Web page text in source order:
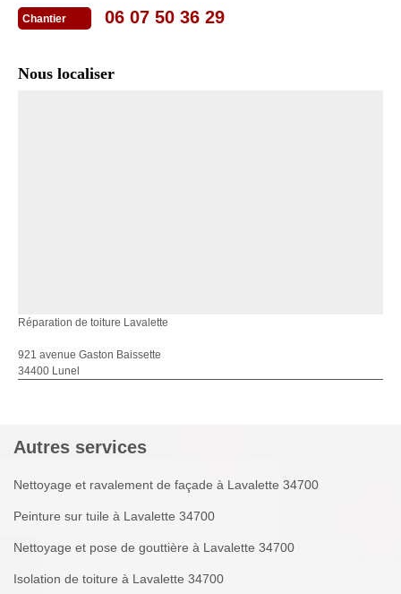
Chantier 06 07 50 36 29
Nous localiser
Réparation de toiture Lavalette
921 avenue Gaston Baissette
34400 Lunel
Autres services
Nettoyage et ravalement de façade à Lavalette 34700
Peinture sur tuile à Lavalette 34700
Nettoyage et pose de gouttière à Lavalette 34700
Isolation de toiture à Lavalette 34700